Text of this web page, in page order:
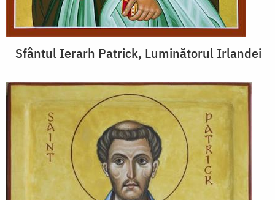
Sfântul Ierarh Patrick, Luminătorul Irlandei